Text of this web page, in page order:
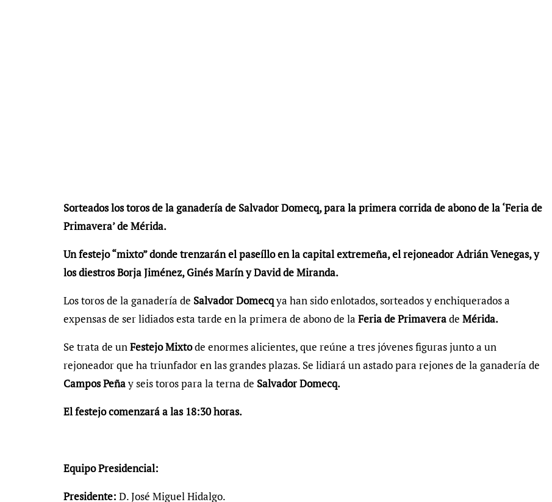
Sorteados los toros de la ganadería de Salvador Domecq, para la primera corrida de abono de la ‘Feria de
Primavera’ de Mérida.
Un festejo “mixto” donde trenzarán el paseíllo en la capital extremeña, el rejoneador Adrián Venegas, y
los diestros Borja Jiménez, Ginés Marín y David de Miranda.
Los toros de la ganadería de Salvador Domecqya han sido enlotados, sorteados y enchiquerados a
expensas de ser lidiados esta tarde en la primera de abono de la Feria de Primaverade Mérida.
Se trata de unFestejo Mixtode enormes alicientes, que reúne a tres jóvenes figuras junto a un
rejoneador que ha triunfador en las grandes plazas. Se lidiará un astado para rejones de la ganadería de
Campos Peñay seis toros para la terna de Salvador Domecq.
El festejo comenzará a las 18:30 horas.
Equipo Presidencial:
Presidente: D. José Miguel Hidalgo.